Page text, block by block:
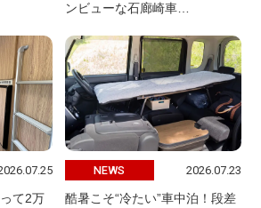
ンビューな石廊崎車…
て2万
NEWS 2026.07.23
酷暑こそ“冷たい”車中泊！段差